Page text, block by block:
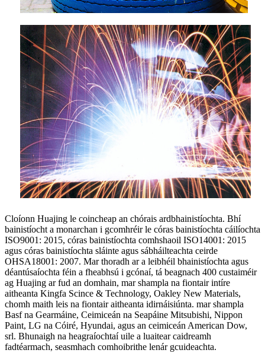
Cloíonn Huajing le coincheap an chórais ardbhainistíochta. Bhí
bainistíocht a monarchan i gcomhréir le córas bainistíochta cáilíochta
ISO9001: 2015, córas bainistíochta comhshaoil ​​ISO14001: 2015
agus córas bainistíochta sláinte agus sábháilteachta ceirde
OHSA18001: 2007. Mar thoradh ar a leibhéil bhainistíochta agus
déantúsaíochta féin a fheabhsú i gcónaí, tá beagnach 400 custaiméir
ag Huajing ar fud an domhain, mar shampla na fiontair intíre
aitheanta Kingfa Scince & Technology, Oakley New Materials,
chomh maith leis na fiontair aitheanta idirnáisiúnta. mar shampla
Basf na Gearmáine, Ceimiceán na Seapáine Mitsubishi, Nippon
Paint, LG na Cóiré, Hyundai, agus an ceimiceán American Dow,
srl. Bhunaigh na heagraíochtaí uile a luaitear caidreamh
fadtéarmach, seasmhach comhoibrithe lenár gcuideachta.